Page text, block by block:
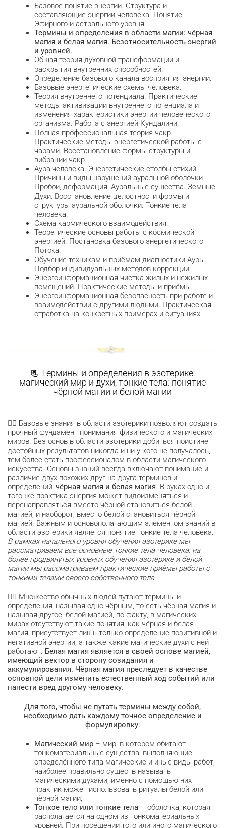
Базовое понятие энергии. Структура и
составляющие энергии человека. Понятие
Эфирного и астрального уровня.
Термины и определения в области магии: чёрная
магия и белая магия. Безотносительность энергий
и уровней.
Общая теория духовной трансформации и
раскрытия внутренних способностей.
Определение базового канала восприятия энергии.
Базовые энергетические схемы человека.
Теория внутреннего потенциала. Практические
методы активизации внутреннего потенциала и
изменения характеристики энергии человеческого
организма. Работа с энергией Кундалини.
Полная профессиональная теория чакр.
Практические методы энергетической работы с
чарами. Восстановление формы структуры и
вибрации чакр.
Аура человека. Энергетические столбы стихий.
Причины и виды нарушений ауральной оболочки.
Пробои, деформация, Ауральные существа. Земные
Духи. Восстановление целостности формы и
структуры ауральной оболочки. Тонкие тела
человека.
Схема кармического взаимодействия.
Теоретические основы работы с космической
энергией. Постановка базового энергетического
Потока.
Обучение техникам и приёмам диагностики Ауры.
Подбор индивидуальных методов коррекции.
Энергоинформационная чистка жилых и нежилых
помещений. Практические методы и приёмы.
Энергоинформационная безопасность при работе и
взаимодействии с другими людьми. Практическая
отработка на конкретных примерах и ситуациях.
📃 Термины и определения в эзотерике:
магический мир и духи, тонкие тела: понятие
чёрной магии и белой магии
🧘‍♀️ Базовые знания в области эзотерики позволяют создать
прочный фундамент понимания физического и магических
миров. Без основ в области эзотерики добиться поистине
достойных результатов никогда и ни у кого не получалось,
тем более стать профессионалом в области магического
искусства. Основы знаний всегда включают понимание и
различие двух похожих друг на друга терминов и
определений: чёрная магия и белая магия. В руках одно и
того же практика энергия может видоизменяться и
перенаправляться вместо чёрной становиться белой
магией, и наоборот, вместо белой становиться чёрной
магией. Важным и основополагающим элементом знаний в
области эзотерики является понятие тонкие тела человека.
В рамках начального уровня обучения эзотерике мы
рассматриваем все основные тонкие тела человека, на
более продвинутых уровнях обучения эзотерике и белой
магии мы рассматриваем практические приёмы работы с
тонкими телами своего собственного тела.
😵‍💫 Множество обычных людей путают термины и
определения, называя одно чёрным, то есть чёрная магия и
называя другое, белой магией, по факту, в магических
мирах отсутствуют такие понятия, как чёрная и белая
магия, присутствует лишь только определение позитивной и
негативной энергии, а также какие магические духи с ней
работают. Белая магия является в своей основе магией,
имеющий вектор в сторону созидания и
аккумулирования. Чёрная магия преследует в качестве
основной цели изменить естественный ход событий или
нанести вред другому человеку.
Для того, чтобы не путать термины между собой,
необходимо дать каждому точное определение и
формулировку:
Магический мир – мир, в котором обитают
тонкоматериальные существа, выполняющие
определённого типа магические и иные виды работ,
наиболее правильно существ называть
магическими духами, именно с помощью них
практик может использовать ритуалы белой или
чёрной магии;
Тонкое тело или тонкие тела – оболочка, которая
располагается на одном из тонкоматериальных
уровней. При посещении того или иного магического